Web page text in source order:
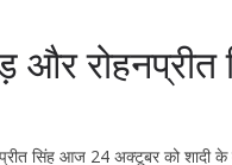
रोहनप्रीत
सिंह आज 24 अक्टूबर को शादी